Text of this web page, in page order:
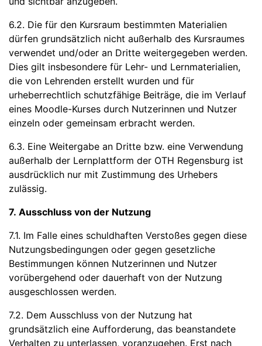
6.2. Die für den Kursraum bestimmten Materialien
dürfen grundsätzlich nicht außerhalb des Kursraumes
verwendet und/oder an Dritte weitergegeben werden.
Dies gilt insbesondere für Lehr- und Lernmaterialien,
die von Lehrenden erstellt wurden und für
urheberrechtlich schutzfähige Beiträge, die im Verlauf
eines Moodle-Kurses durch Nutzerinnen und Nutzer
einzeln oder gemeinsam erbracht werden.
6.3. Eine Weitergabe an Dritte bzw. eine Verwendung
außerhalb der Lernplattform der OTH Regensburg ist
ausdrücklich nur mit Zustimmung des Urhebers
zulässig.
7. Ausschluss von der Nutzung
7.1. Im Falle eines schuldhaften Verstoßes gegen diese
Nutzungsbedingungen oder gegen gesetzliche
Bestimmungen können Nutzerinnen und Nutzer
vorübergehend oder dauerhaft von der Nutzung
ausgeschlossen werden.
7.2. Dem Ausschluss von der Nutzung hat
grundsätzlich eine Aufforderung, das beanstandete
Verhalten zu unterlassen, voranzugehen. Erst nach